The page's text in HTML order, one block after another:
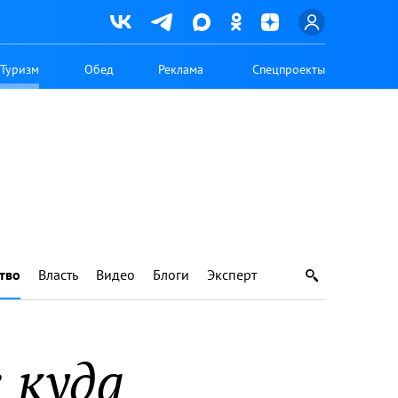
Туризм Обед Реклама Спецпроекты
Власть Видео Блоги Эксперт